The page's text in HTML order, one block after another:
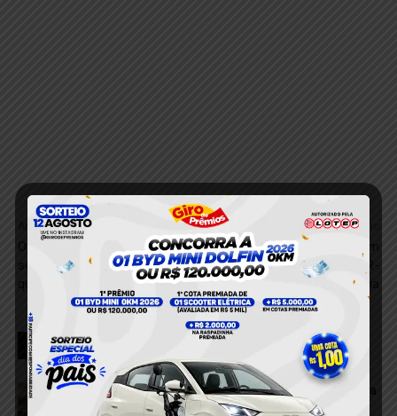
Anterior
Operação ambiental fiscaliza
serrarias e gera
questionamentos em Trairão
Próximo
Vídeo mostra momento em
que carreta tomba na BR-
230, em Medicilândia
RELACIONADOS
VÍDEO; Caminhonete arrasta motocicleta
após acidente e deixa duas mulheres